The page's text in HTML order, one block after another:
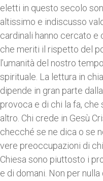
eletti in questo secolo
altissimo e indiscusso
cardinali hanno cercato e
che meriti il rispetto del
l’umanità del nostro
spirituale. La lettura in
dipende in gran parte
provoca e di chi la fa,
altro. Chi crede in Gesù
checché se ne dica o se
vere preoccupazioni di
Chiesa sono piuttosto i
e di domani. Non per